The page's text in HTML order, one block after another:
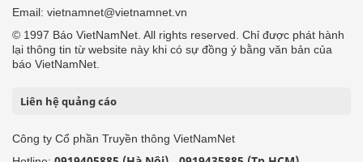
Email: vietnamnet@vietnamnet.vn
© 1997 Báo VietNamNet. All rights reserved. Chỉ được phát hành
lại thông tin từ website này khi có sự đồng ý bằng văn bản của
báo VietNamNet.
Liên hệ quảng cáo
Công ty Cổ phần Truyền thông VietNamNet